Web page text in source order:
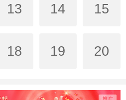
13 14 15
18 19 20